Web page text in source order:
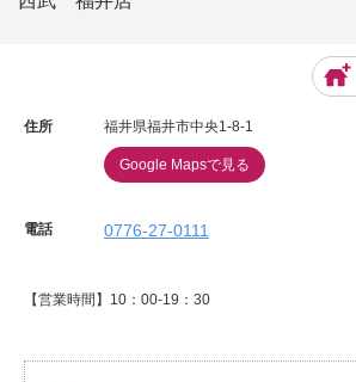
住所 福井県福井市中央1-8-1
Google Mapsで見る
電話 0776-27-0111
【営業時間】10：00-19：30